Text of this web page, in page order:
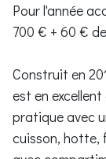
Pour l'année
700 € + 60 €
Construit en
est en
pratique avec
cuisson, hotte,